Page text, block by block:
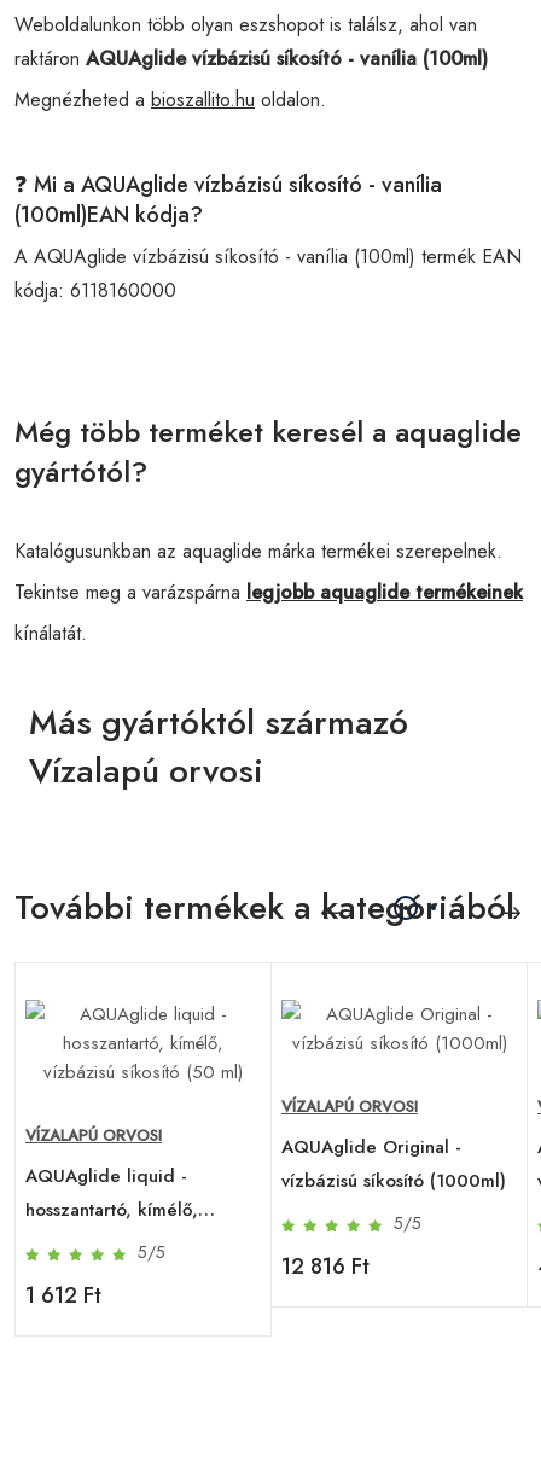
Weboldalunkon több olyan eszshopot is találsz, ahol van
raktáron AQUAglide vízbázisú síkosító - vanília (100ml)
Megnézheted a bioszallito.hu oldalon.
❓ Mi a AQUAglide vízbázisú síkosító - vanília
(100ml)EAN kódja?
A AQUAglide vízbázisú síkosító - vanília (100ml) termék EAN
kódja: 6118160000
Még több terméket keresél a aquaglide
gyártótól?
Katalógusunkban az aquaglide márka termékei szerepelnek.
Tekintse meg a varázspárna legjobb aquaglide termékeinek
kínálatát.
Más gyártóktól származó
Vízalapú orvosi
További termékek a kategóriából
VÍZALAPÚ ORVOSI
AQUAglide liquid -
hosszantartó, kímélő,
vízbázisú síkosító (50 ml)
5/5
1 612 Ft
VÍZALAPÚ ORVOSI
AQUAglide Original -
vízbázisú síkosító (1000ml)
5/5
12 816 Ft